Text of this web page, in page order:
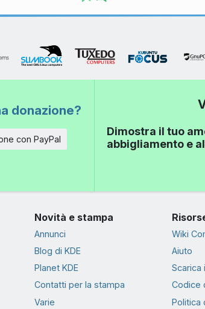
donazione?
con PayPal
Dimostra il tuo
abbigliamento e
Novità e stampa
Annunci
Blog di KDE
Planet KDE
Contatti per la stampa
Varie
Wiki
Aiuto
Scarica
Codice
Politica